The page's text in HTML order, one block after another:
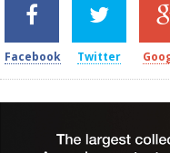
2k
SHARES
Facebook
1.5k
TWEETS
Twitter